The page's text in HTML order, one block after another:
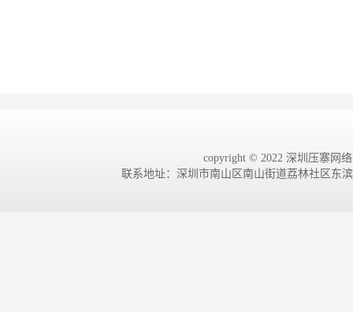
copyright © 2022 深圳压寨网
联系地址：深圳市南山区南山街道荔林社区东